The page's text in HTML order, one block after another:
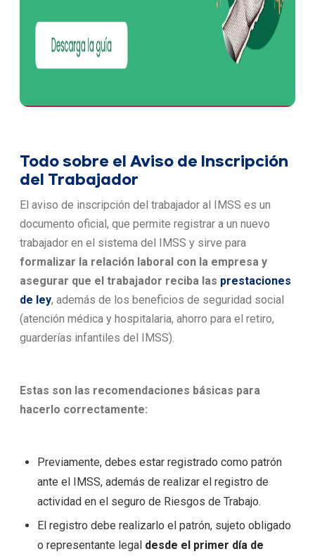
Todo sobre el Aviso de Inscripción
del Trabajador
El aviso de inscripción del trabajador al IMSS es un
documento oficial, que permite registrar a un nuevo
trabajador en el sistema del IMSS y sirve para
formalizar la relación laboral con la empresa y
asegurar que el trabajador reciba las prestaciones
de ley, además de los beneficios de seguridad social
(atención médica y hospitalaria, ahorro para el retiro,
guarderías infantiles del IMSS).
Estas son las recomendaciones básicas para
hacerlo correctamente:
Previamente, debes estar registrado como patrón
ante el IMSS, además de realizar el registro de
actividad en el seguro de Riesgos de Trabajo.
El registro debe realizarlo el patrón, sujeto obligado
o representante legal desde el primer día de